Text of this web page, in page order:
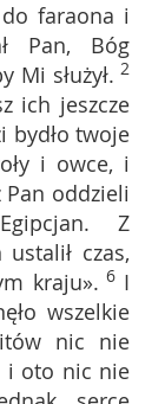
do faraona i
Pan, Bóg
Mi służył. 2
ich jeszcze
bydło twoje
i owce, i
Pan oddzieli
Z
ustalił czas,
kraju». 6 I
wszelkie
nic nie
i oto nic nie